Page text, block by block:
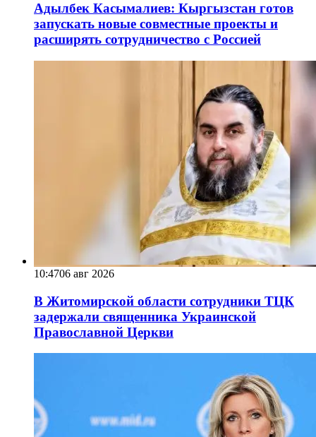
Адылбек Касымалиев: Кыргызстан готов
запускать новые совместные проекты и
расширять сотрудничество с Россией
10:4706 авг 2026
В Житомирской области сотрудники ТЦК
задержали священника Украинской
Православной Церкви